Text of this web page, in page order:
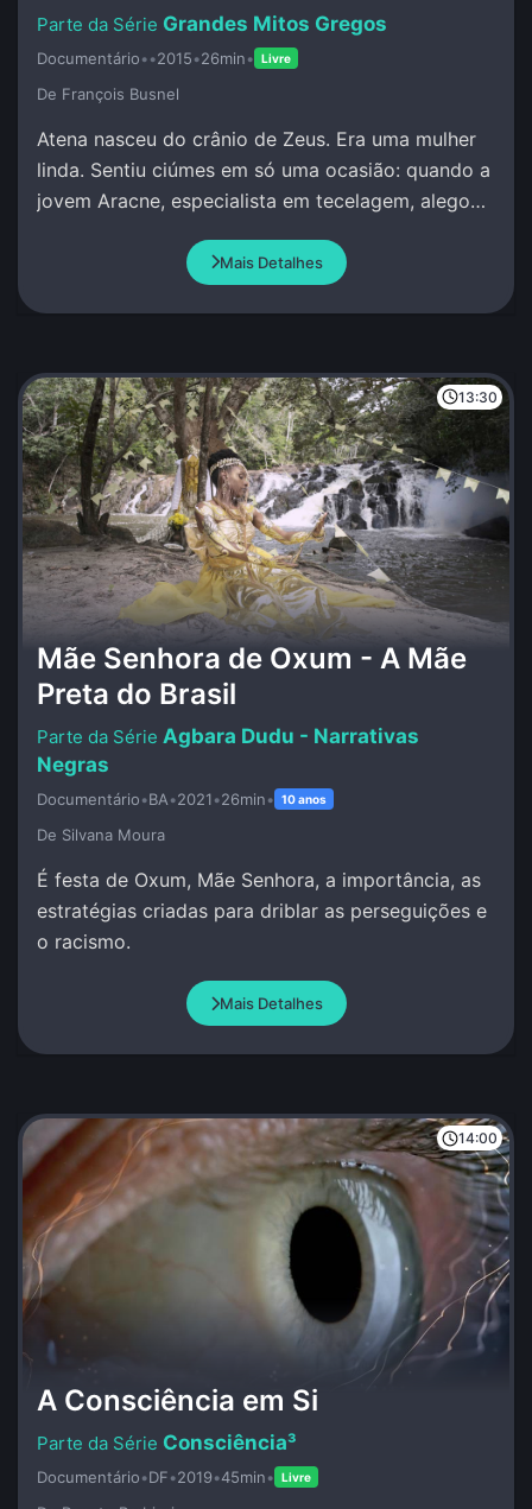
Grandes Mitos Gregos
Documentário••2015•26min• Livre
De François Busnel
Atena nasceu do crânio de Zeus. Era uma mulher
linda. Sentiu ciúmes em só uma ocasião: quando a
jovem Aracne, especialista em tecelagem, alegou
Mais Detalhes
13:30
Mãe Senhora de Oxum - A Mãe
Preta do Brasil
Agbara Dudu - Narrativas
Negras
Documentário•BA•2021•26min• 10 anos
De Silvana Moura
É festa de Oxum, Mãe Senhora, a importância, as
estratégias criadas para driblar as perseguições e
o racismo.
Mais Detalhes
14:00
A Consciência em Si
Consciência³
Documentário•DF•2019•45min• Livre